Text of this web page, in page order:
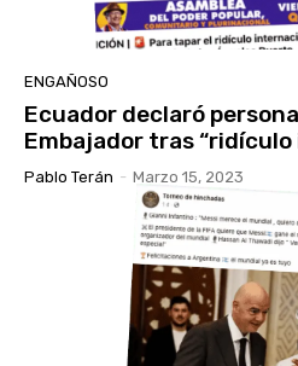
ENGAÑOSO
Ecuador declaró
Embajador tras
Pablo Terán - Marzo 15, 2023